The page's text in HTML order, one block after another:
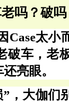
吗？破吗
Case太小
破车，老
亮眼。
，大伽们